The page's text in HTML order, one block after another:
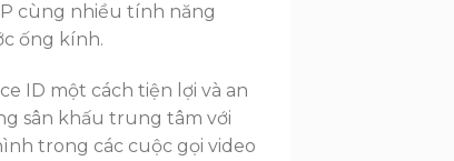
cùng nhiều tính năng
ống kính.
ID một cách tiện lợi và an
sân khấu trung tâm với
trong các cuộc gọi video